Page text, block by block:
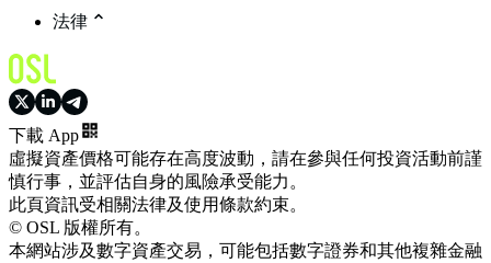
法律
下載 App
虛擬資產價格可能存在高度波動，請在參與任何投資活動前謹
慎行事，並評估自身的風險承受能力。
此頁資訊受相關法律及使用條款約束。
© OSL 版權所有。
本網站涉及數字資產交易，可能包括數字證券和其他複雜金融